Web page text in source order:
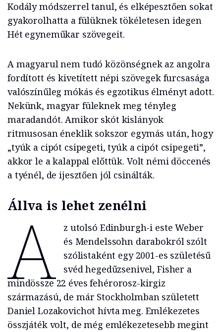
Kodály módszerrel tanul, és elképesztően sokat
gyakorolhatta a fülüknek tökéletesen idegen
Hét egyneműkar szövegeit.
A magyarul nem tudó közönségnek az angolra
fordított és kivetített népi szövegek furcsasága
valószínűleg mókás és egzotikus élményt adott.
Nekünk, magyar füleknek meg tényleg
maradandót. Amikor skót kislányok
ritmusosan éneklik sokszor egymás után, hogy
„tyúk a cipót csipegeti, tyúk a cipót csipegeti”,
akkor le a kalappal előttük. Volt némi döccenés
a tyénél, de ijesztően jól csinálták.
Állva is lehet zenélni
A
z utolsó Edinburgh-i este Weber
és Mendelssohn darabokról szólt
szólistaként egy 2001-es születésű
svéd hegedűzsenivel, Fisher a
mindössze 22 éves fehérorosz-kirgiz
származású, de már Stockholmban született
Daniel Lozakovichot hívta meg. Emlékezetes
összjáték volt, de még emlékezetesebb megint